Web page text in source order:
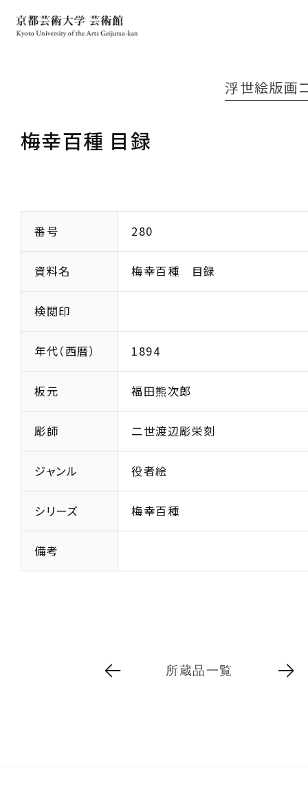
梅幸百種 目録
浮世絵版画
番号 280
資料名 梅幸百種 目録
検閲印
年代（西暦） 1894
板元 福田熊次郎
彫師 二世渡辺彫栄刻
ジャンル 役者絵
シリーズ 梅幸百種
備考
所蔵品一覧